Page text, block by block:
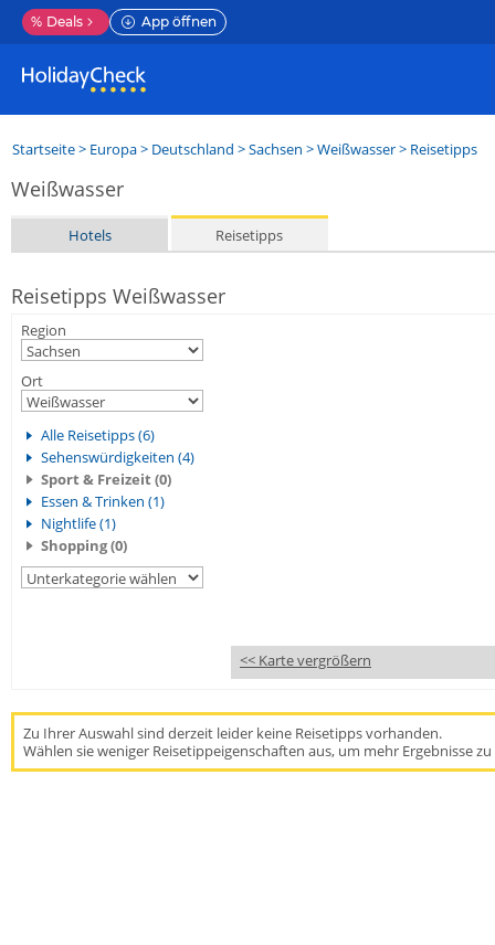
% Deals App öffnen
Startseite> Europa> Deutschland >Sachsen >Weißwasser> Reisetipps
Weißwasser
Hotels Reisetipps
Reisetipps Weißwasser
Region
Ort
Alle Reisetipps (6)
Sehenswürdigkeiten (4)
Sport & Freizeit (0)
Essen & Trinken (1)
Nightlife (1)
Shopping (0)
<< Karte vergrößern
Zu Ihrer Auswahl sind derzeit leider keine Reisetipps vorhanden.
Wählen sie weniger Reisetippeigenschaften aus, um mehr Ergebnisse